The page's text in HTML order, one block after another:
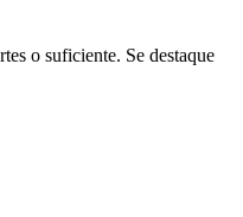
o suficiente. Se destaque